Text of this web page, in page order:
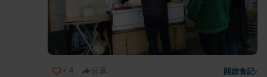
+ 4 分享 開啟食記›